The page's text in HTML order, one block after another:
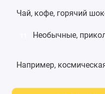
Чай, кофе, горячий
Необычные,
Например,